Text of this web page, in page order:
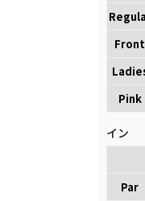
Front
Pink
イン
Par